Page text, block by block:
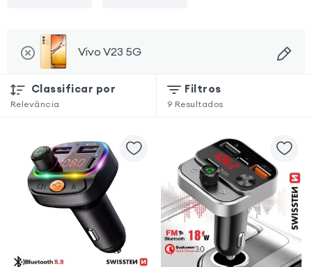
Vivo V23 5G
Classificar por
Relevância
Filtros
9 Resultados